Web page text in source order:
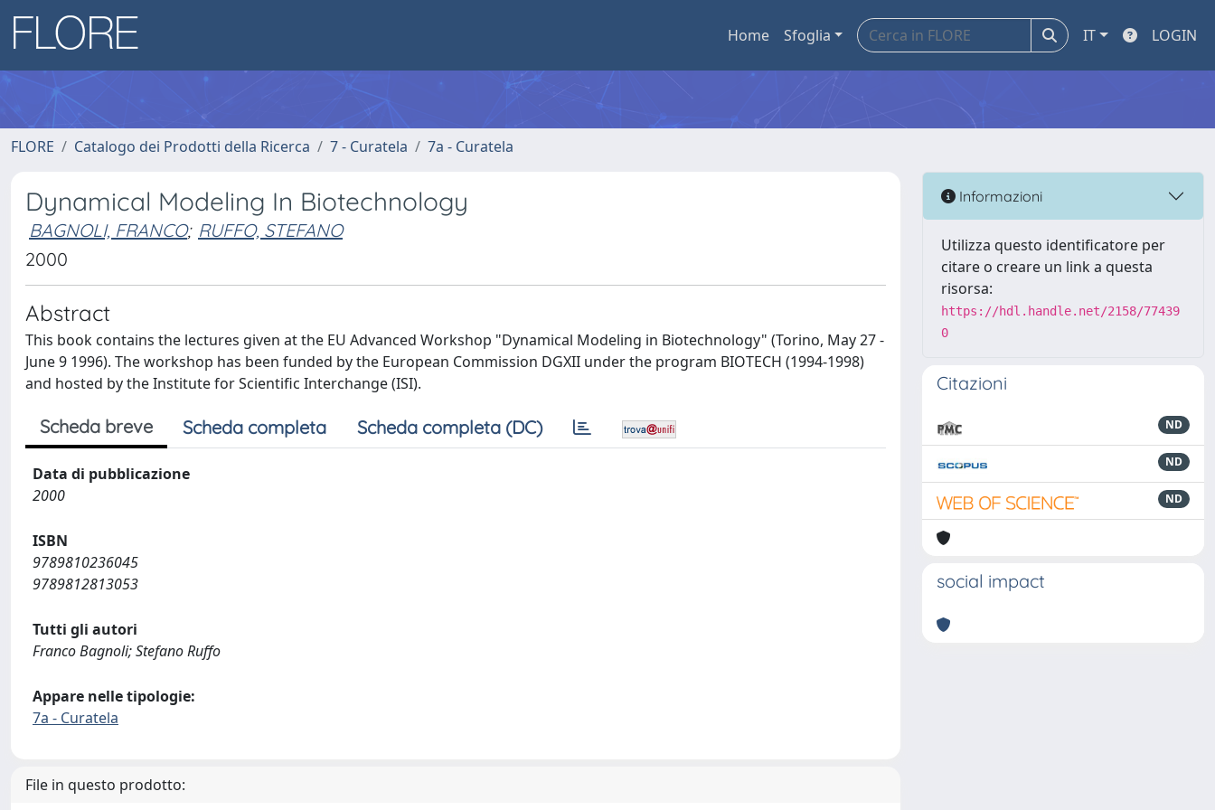
Home Sfoglia IT LOGIN
FLORE Catalogo dei Prodotti della Ricerca 7 - Curatela 7a - Curatela
Dynamical Modeling In Biotechnology
BAGNOLI, FRANCO; RUFFO, STEFANO
2000
Abstract
This book contains the lectures given at the EU Advanced Workshop "Dynamical Modeling in Biotechnology" (Torino, May 27 -
June 9 1996). The workshop has been funded by the European Commission DGXII under the program BIOTECH (1994-1998)
and hosted by the Institute for Scientific Interchange (ISI).
Scheda breve Scheda completa Scheda completa (DC)
Data di pubblicazione
2000
ISBN
9789810236045
9789812813053
Tutti gli autori
Franco Bagnoli; Stefano Ruffo
Appare nelle tipologie:
7a - Curatela
File in questo prodotto:
Informazioni
Utilizza questo identificatore per
citare o creare un link a questa
risorsa:
https://hdl.handle.net/2158/77439
0
Citazioni
ND
ND
ND
social impact